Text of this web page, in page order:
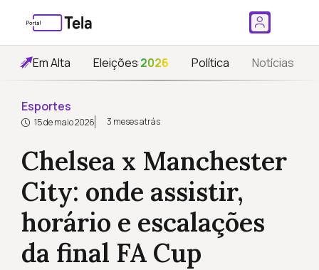
Em Alta Eleições 2026 Política Notícias
Esportes
15 de maio 2026 3 meses atrás
Chelsea x Manchester
City: onde assistir,
horário e escalações
da final FA Cup